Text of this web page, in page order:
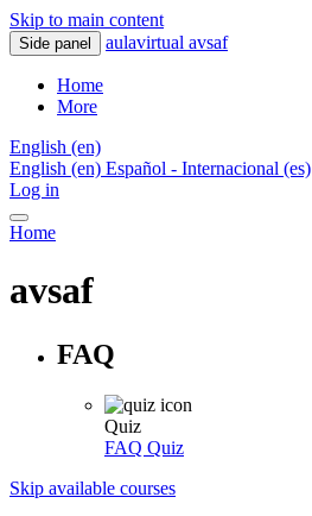
Skip to main content
Side panel aulavirtual avsaf
Home
More
English ‎(en)‎
English ‎(en)‎ Español - Internacional ‎(es)‎
Log in
Home
avsaf
FAQ
Quiz
FAQ Quiz
Skip available courses